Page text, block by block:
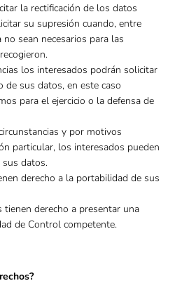
la rectificación de los datos
su supresión cuando, entre
sean necesarios para las
los interesados podrán solicitar
sus datos, en este caso
para el ejercicio o la defensa de
y por motivos
particular, los interesados pueden
datos.
derecho a la portabilidad de sus
derecho a presentar una
de Control competente.